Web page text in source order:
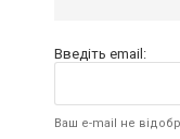
Введіть email:
Ваш e-mail не